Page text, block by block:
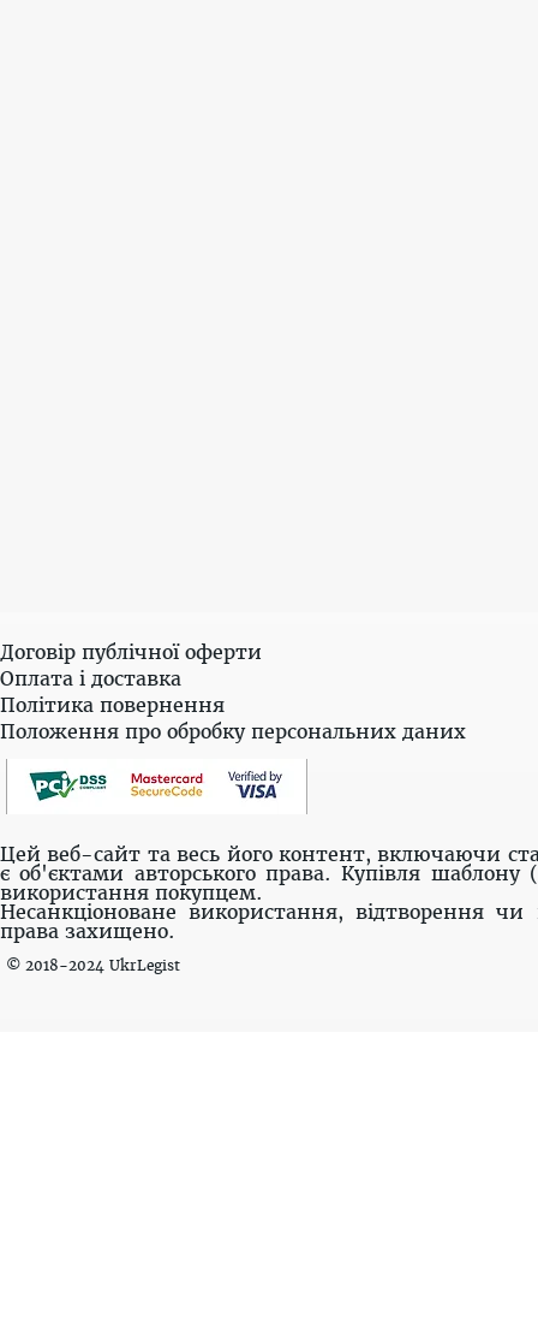
Договір публічної оферти
Оплата і доставка
Політика повернення
Положення про обробку персональних даних
Цей веб-сайт та весь його контент, включаючи
є об'єктами авторського права. Купівля шаблону
використання покупцем.
Несанкціоноване використання, відтворення
права захищено.
© 2018-2024 UkrLegist